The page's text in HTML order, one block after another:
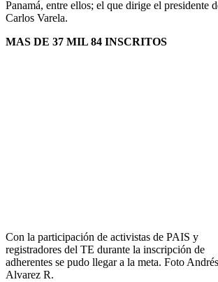
Panamá, entre ellos; el que dirige el presidente
Carlos Varela.
MAS DE 37 MIL 84 INSCRITOS
Con la participación de activistas de PAIS y
registradores del TE durante la inscripción de
adherentes se pudo llegar a la meta. Foto Andrés
Alvarez R.